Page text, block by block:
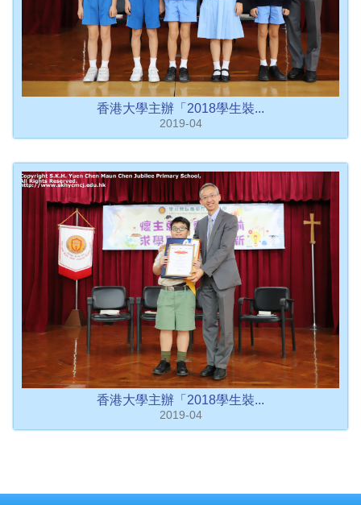
香港大學主辦「2018學生裝...
2019-04
香港大學主辦「2018學生裝...
2019-04